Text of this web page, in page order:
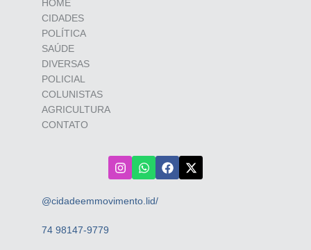
HOME
CIDADES
POLÍTICA
SAÚDE
DIVERSAS
POLICIAL
COLUNISTAS
AGRICULTURA
CONTATO
@cidadeemmovimento.lid/
74 98147-9779